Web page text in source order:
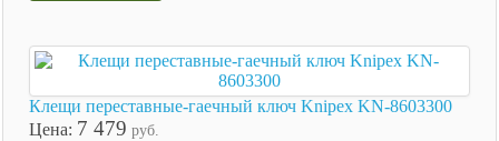
Клещи переставные-гаечный ключ Knipex KN-8603300
Цена: 7 479 руб.